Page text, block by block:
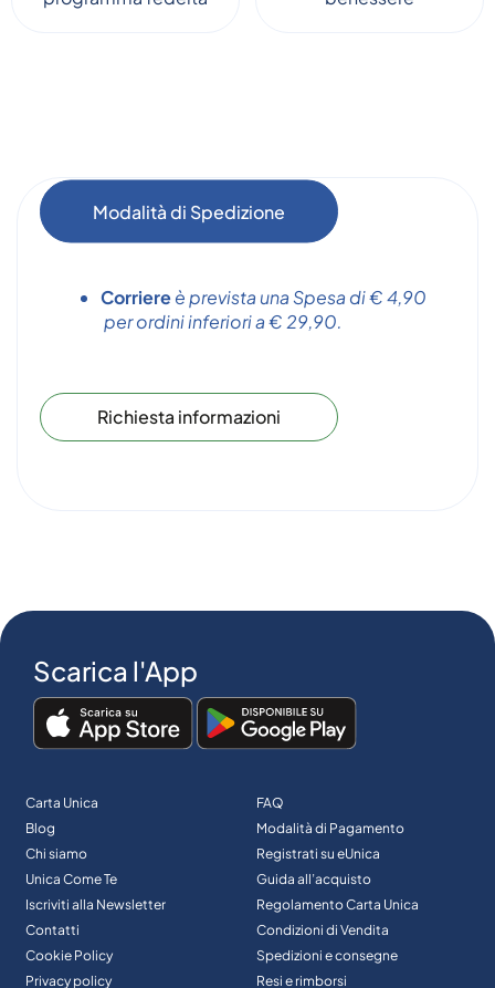
Modalità di Spedizione
Corriereè prevista una Spesa di € 4,90
per ordini inferiori a € 29,90.
Richiesta informazioni
Scarica l'App
Carta Unica
Blog
Chi siamo
Unica Come Te
Iscriviti alla Newsletter
Contatti
Cookie Policy
Privacy policy
FAQ
Modalità di Pagamento
Registrati su eUnica
Guida all’acquisto
Regolamento Carta Unica
Condizioni di Vendita
Spedizioni e consegne
Resi e rimborsi